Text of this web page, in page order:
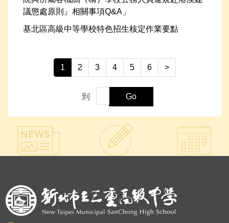
議懲處原則』相關事項Q&A」
基北區高級中等學校特色招生核定作業要點
1 2 3 4 5 6 >
到 Go